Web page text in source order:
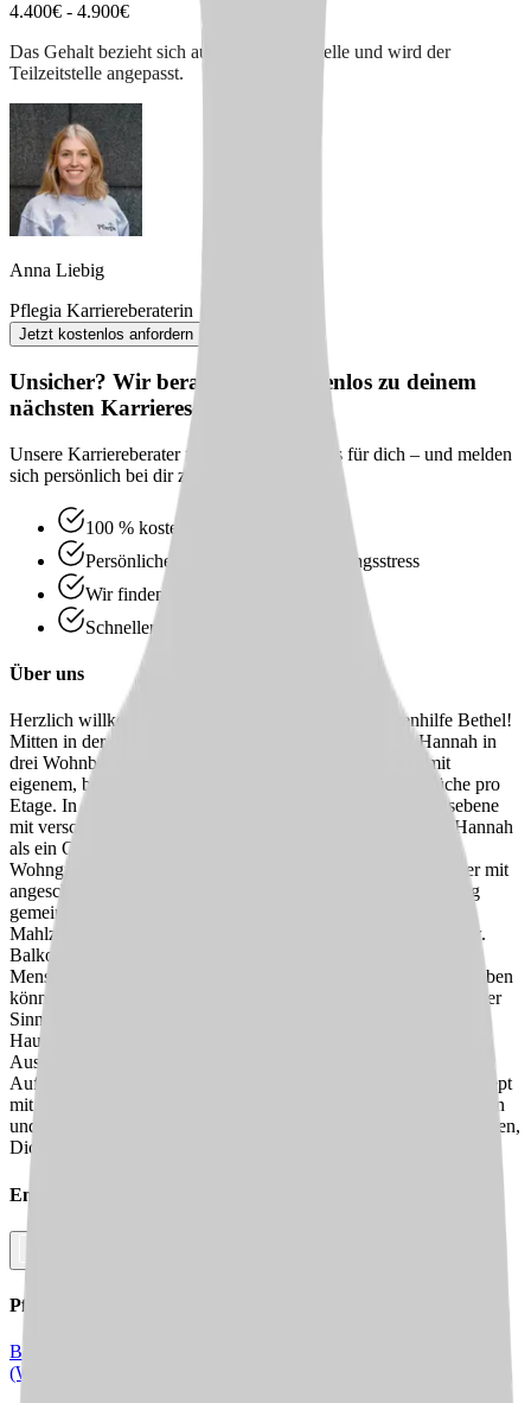
4.400€ - 4.900€
Das Gehalt bezieht sich auf eine Vollzeitstelle und wird der
Teilzeitstelle angepasst.
Anna Liebig
Pflegia Karriereberaterin
Jetzt kostenlos anfordern
Unsicher? Wir beraten dich kostenlos zu deinem
nächsten Karriereschritt
Unsere Karriereberater finden passende Jobs für dich – und melden
sich persönlich bei dir zurück.
100 % kostenlos & unverbindlich
Persönliche Beratung statt Bewerbungsstress
Wir finden passende Jobs für dich
Schneller Rückruf
Über uns
Herzlich willkommen im Haus Abendfrieden der Altenhilfe Bethel!
Mitten in der Ortschaft Bethel gelegen bietet das Haus Hannah in
drei Wohnbereichen jeweils 26 bzw. 27 Einzelzimmern mit
eigenem, barrierefreiem Badezimmer sowie einer Wohnküche pro
Etage. In der unteren Etage befindet sich die Gemeinschaftsebene
mit verschiedenen Veranstaltungsräumen sowie dem Raum Hannah
als ein Ort für geistliches Leben. Den Mittelpunkt jeder
Wohngruppe bildet ein offen gestaltetes Wohn- und Esszimmer mit
angeschlossener Küche. Hier können die Senior:innen den Tag
gemeinsam gestalten und auf Wunsch an der Zubereitung der
Mahlzeiten teilnehmen. Die Wohnküchen haben Terrassen bzw.
Balkone, damit auch bettlägerige oder im Rollstuhl sitzende
Menschen am Leben innerhalb und außerhalb des Hauses teilhaben
können. Im Außenbereich ist darüber hinaus ein rollstuhlgerechter
Sinnesgarten geplant. Die helle und freundliche Gestaltung des
Hauses, das erst in 2022 eröffnet wurde, und die hochwertige
Ausstattung sorgen für eine besondere Wohn- und
Aufenthaltsqualität. Das hausgemeinschaftliche Betreuungskonzept
mit etagenbezogener Speisenversorgung fördert das Wohlbefinden
und die Selbstbestimmtheit der SeniorInnen. Wir würden uns freuen,
Dich in unserem Team begrüßen zu dürfen!
Empfehle diesen
Pflegejobs in
Bielefeld
(Westfalen)